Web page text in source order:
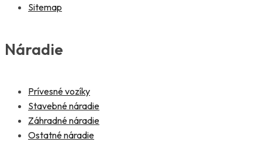
Sitemap
Náradie
Prívesné vozíky
Stavebné náradie
Záhradné náradie
Ostatné náradie